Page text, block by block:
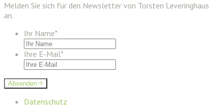
Melden Sie sich für den Newsletter von Torsten Leveringhaus
an.
Ihr Name*
Ihre E-Mail*
Absenden
Datenschutz